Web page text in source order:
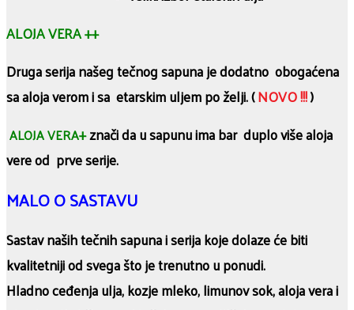
ALOJA VERA ++
Druga serija našeg tečnog sapuna je dodatno obogaćena
sa aloja verom i sa etarskim uljem po želji. (NOVO !!!)
ALOJA VERA+znači da u sapunu ima bar duplo više aloja
vere od prve serije.
MALO O SASTAVU
Sastav naših tečnih sapuna i serija koje dolaze će biti
kvalitetniji od svega što je trenutno u ponudi.
Hladno ceđenja ulja, kozje mleko, limunov sok, aloja vera i